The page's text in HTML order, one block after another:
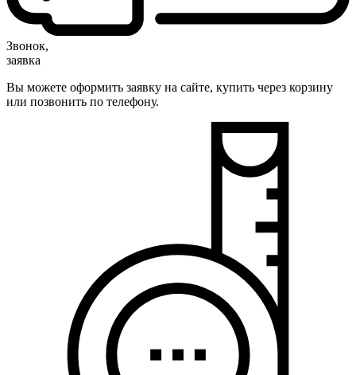
Звонок,
заявка
Вы можете оформить заявку на сайте, купить через корзину
или позвонить по телефону.